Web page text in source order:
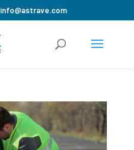
info@astrave.com